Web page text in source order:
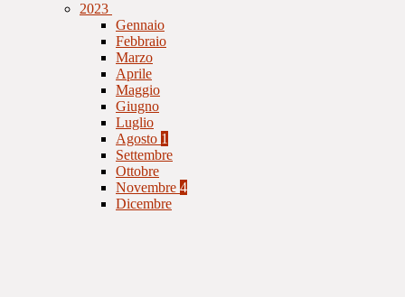
2023
Gennaio
Febbraio
Marzo
Aprile
Maggio
Giugno
Luglio
Agosto 1
Settembre
Ottobre
Novembre 4
Dicembre